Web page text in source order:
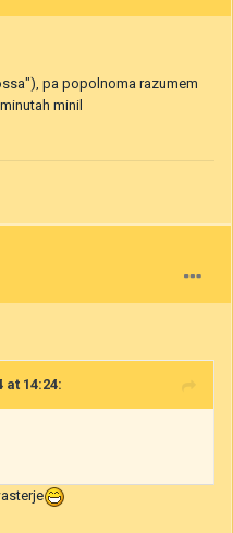
pa popolnoma razumem
minil
at 14:24: